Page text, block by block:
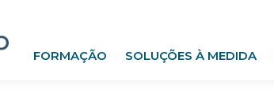
FORMAÇÃO SOLUÇÕES À MEDIDA